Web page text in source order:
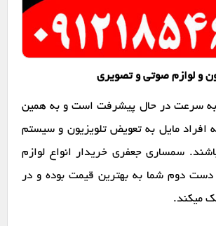
به سرعت در حال پیشرفت است و به همین
افراد مایل به تعویض تلویزیون و سیستم
سمساری جعفری خریدار انواع لوازم
دوم شما به بهترین قیمت بوده و در
میکند.